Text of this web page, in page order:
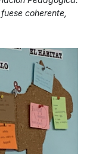
coherente,